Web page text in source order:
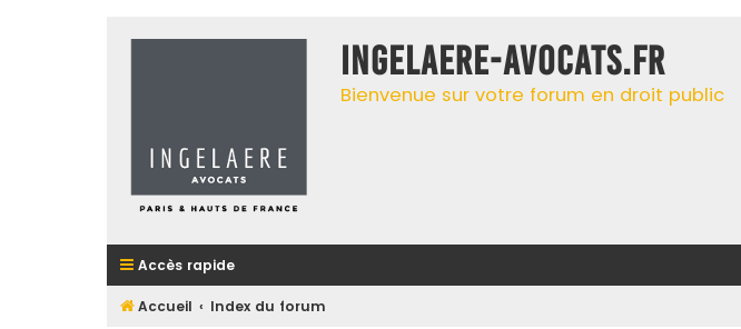
INGELAERE-AVOCATS.FR
Bienvenue sur votre forum en droit public
Accès rapide
Accueil Index du forum